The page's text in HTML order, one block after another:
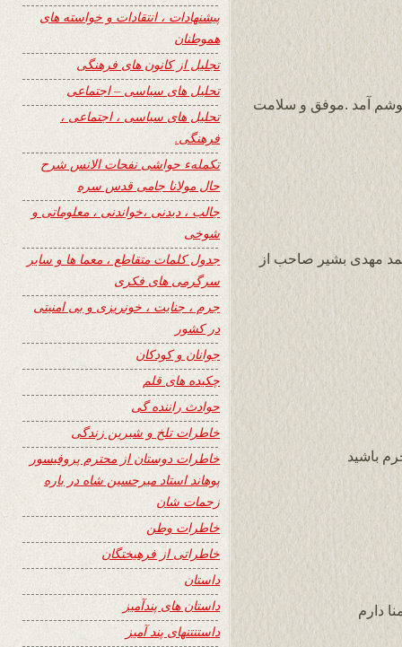
آمد .موفق و سلامت
مهدی بشیر صاحب از
باشيد
دارم
پیشنهادات ، انتقادات و خواسته های
هموطنان
تجلیل از کانون های فرهنگی
تحلیل های سیاسی – اجتماعی
تحلیل های سیاسی ، اجتماعی ،
فرهنگی.
تکملهء حواشی نفحات الانس شرح
حال مولانا جامی قدس سره
جالب ، دیدنی ،خواندنی ، معلوماتی و
شوخی
جدول کلمات متقاطع ، معما ها و سایر
سرگرمی های فکری
جرم ، جنایت ، خونریزی و بی امنیتی
در کشور
جوانان و کودکان
چکیده های قلم
حوادث راننده گی
خاطرات تلخ و شیرین زندگی
خاطرات دوستان از محترم پروفیسور
پوهاند استاد میرحسین شاه در باره
زحمات شان
خاطرات وطن
خاطراتی از فرهیختگان
داستان
داستان های پندآمیز
داستنتنهای پند آمیز